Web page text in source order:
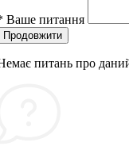
Ваше питання
Продовжити
питань про